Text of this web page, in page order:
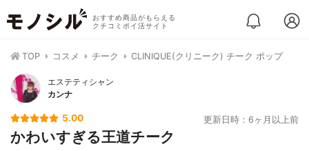
おすすめ商品がもらえる
クチコミポイ活サイト
TOP コスメ チーク CLINIQUE(クリニーク) チーク ポップ
エステティシャン
カンナ
5.00 更新日時：6ヶ月以上前
かわいすぎる王道チーク